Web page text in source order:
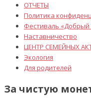
ОТЧЕТЫ
Политика
Фестиваль «Добрый
Наставничество
ЦЕНТР СЕМЕЙНЫХ
Экология
Для родителей
За чистую